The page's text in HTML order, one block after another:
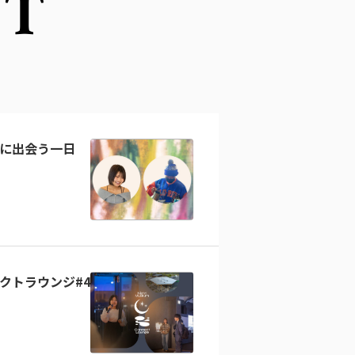
出会う一日
トラウンジ#4